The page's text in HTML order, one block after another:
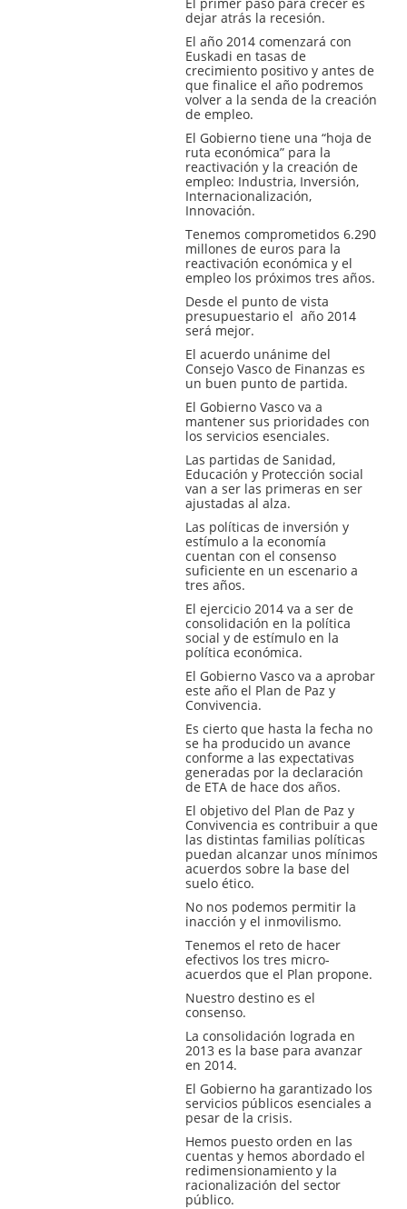
dejar atrás la recesión.
El año 2014 comenzará con
Euskadi en tasas de
crecimiento positivo y antes de
que finalice el año podremos
volver a la senda de la creación
de empleo.
El Gobierno tiene una “hoja de
ruta económica” para la
reactivación y la creación de
empleo: Industria, Inversión,
Internacionalización,
Innovación.
Tenemos comprometidos 6.290
millones de euros para la
reactivación económica y el
empleo los próximos tres años.
Desde el punto de vista
presupuestario el año 2014
será mejor.
El acuerdo unánime del
Consejo Vasco de Finanzas es
un buen punto de partida.
El Gobierno Vasco va a
mantener sus prioridades con
los servicios esenciales.
Las partidas de Sanidad,
Educación y Protección social
van a ser las primeras en ser
ajustadas al alza.
Las políticas de inversión y
estímulo a la economía
cuentan con el consenso
suficiente en un escenario a
tres años.
El ejercicio 2014 va a ser de
consolidación en la política
social y de estímulo en la
política económica.
El Gobierno Vasco va a aprobar
este año el Plan de Paz y
Convivencia.
Es cierto que hasta la fecha no
se ha producido un avance
conforme a las expectativas
generadas por la declaración
de ETA de hace dos años.
El objetivo del Plan de Paz y
Convivencia es contribuir a que
las distintas familias políticas
puedan alcanzar unos mínimos
acuerdos sobre la base del
suelo ético.
No nos podemos permitir la
inacción y el inmovilismo.
Tenemos el reto de hacer
efectivos los tres micro-
acuerdos que el Plan propone.
Nuestro destino es el
consenso.
La consolidación lograda en
2013 es la base para avanzar
en 2014.
El Gobierno ha garantizado los
servicios públicos esenciales a
pesar de la crisis.
Hemos puesto orden en las
cuentas y hemos abordado el
redimensionamiento y la
racionalización del sector
público.